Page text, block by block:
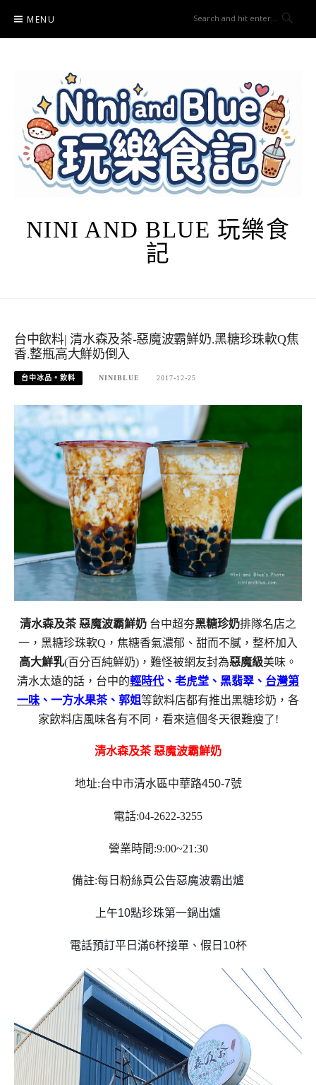
content
MENU
NINI AND BLUE 玩樂食
記
台中飲料| 清水森及茶-惡魔波霸鮮奶.黑糖珍珠軟Q焦
香.整瓶高大鮮奶倒入
台中冰品。飲料 NINIBLUE 2017-12-25
清水森及茶 惡魔波霸鮮奶 台中超夯黑糖珍奶排隊名店之
一，黑糖珍珠軟Q，焦糖香氣濃郁、甜而不膩，整杯加入
高大鮮乳(百分百純鮮奶)，難怪被網友封為惡魔級美味。
清水太遠的話，台中的輕時代、老虎堂、黑翡翠、 台灣第
一味 、一方水果茶、郭姐等飲料店都有推出黑糖珍奶，各
家飲料店風味各有不同，看來這個冬天很難瘦了!
清水森及茶 惡魔波霸鮮奶
地址:台中市清水區中華路450-7號
電話:04-2622-3255
營業時間:9:00~21:30
備註:每日粉絲頁公告惡魔波霸出爐
上午10點珍珠第一鍋出爐
電話預訂平日滿6杯接單、假日10杯